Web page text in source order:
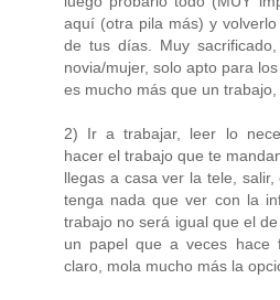
aquí (otra pila más) y
de tus días. Muy
novia/mujer, solo apto para
es mucho más que un trabajo,
2) Ir a trabajar, leer lo
hacer el trabajo que te
llegas a casa ver la tele,
tenga nada que ver con la
trabajo no será igual que el
un papel que a veces hace
claro, mola mucho más la